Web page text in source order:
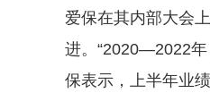
爱保在其内部大会
进。“2020—2022年
保表示，上半年业